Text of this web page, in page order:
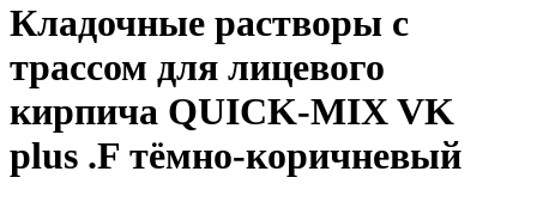
Кладочные растворы с
трассом для лицевого
кирпича QUICK-MIX VK
plus .F тёмно-коричневый